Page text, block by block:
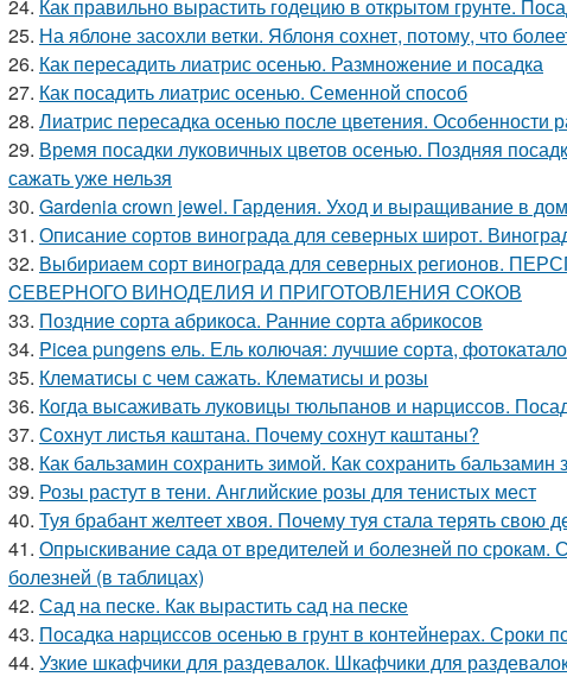
24. Как правильно вырастить годецию в открытом грунте.
25. На яблоне засохли ветки. Яблоня сохнет, потому, что
26. Как пересадить лиатрис осенью. Размножение и посадка
27. Как посадить лиатрис осенью. Семенной способ
28. Лиатрис пересадка осенью после цветения. Особенности
29. Время посадки луковичных цветов осенью. Поздняя
сажать уже нельзя
30. Gardenia crown jewel. Гардения. Уход и выращивание в
31. Описание сортов винограда для северных широт.
32. Выбириаем сорт винограда для северных регионов.
CЕВЕРНОГО ВИНОДЕЛИЯ И ПРИГОТОВЛЕНИЯ СОКОВ
33. Поздние сорта абрикоса. Ранние сорта абрикосов
34. Picea pungens ель. Ель колючая: лучшие сорта,
35. Клематисы с чем сажать. Клематисы и розы
36. Когда высаживать луковицы тюльпанов и нарциссов.
37. Сохнут листья каштана. Почему сохнут каштаны?
38. Как бальзамин сохранить зимой. Как сохранить бальзамин
39. Розы растут в тени. Английские розы для тенистых мест
40. Туя брабант желтеет хвоя. Почему туя стала терять свою
41. Опрыскивание сада от вредителей и болезней по срокам.
болезней (в таблицах)
42. Сад на песке. Как вырастить сад на песке
43. Посадка нарциссов осенью в грунт в контейнерах. Сроки
44. Узкие шкафчики для раздевалок. Шкафчики для